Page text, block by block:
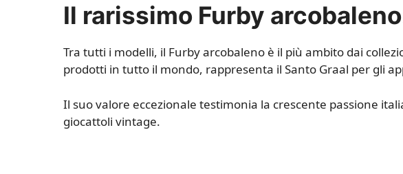
Il rarissimo Furby
Tra tutti i modelli, il Furby arcobaleno è il più ambito dai
prodotti in tutto il mondo, rappresenta il Santo Graal per gli
Il suo valore eccezionale testimonia la crescente passione
giocattoli vintage.